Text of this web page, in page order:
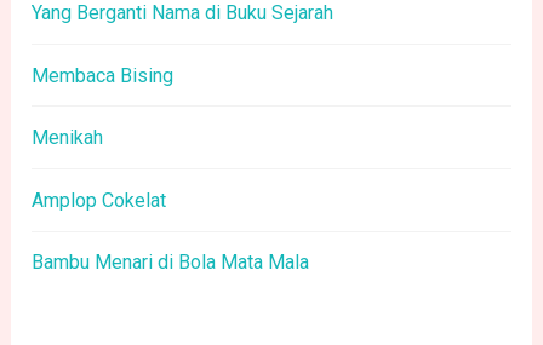
Yang Berganti Nama di Buku Sejarah
Membaca Bising
Menikah
Amplop Cokelat
Bambu Menari di Bola Mata Mala